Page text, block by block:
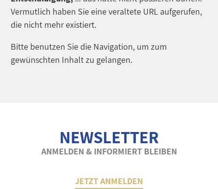
Vermutlich haben Sie eine veraltete URL aufgerufen,
die nicht mehr existiert.
Bitte benutzen Sie die Navigation, um zum
gewünschten Inhalt zu gelangen.
NEWSLETTER
ANMELDEN & INFORMIERT BLEIBEN
JETZT ANMELDEN